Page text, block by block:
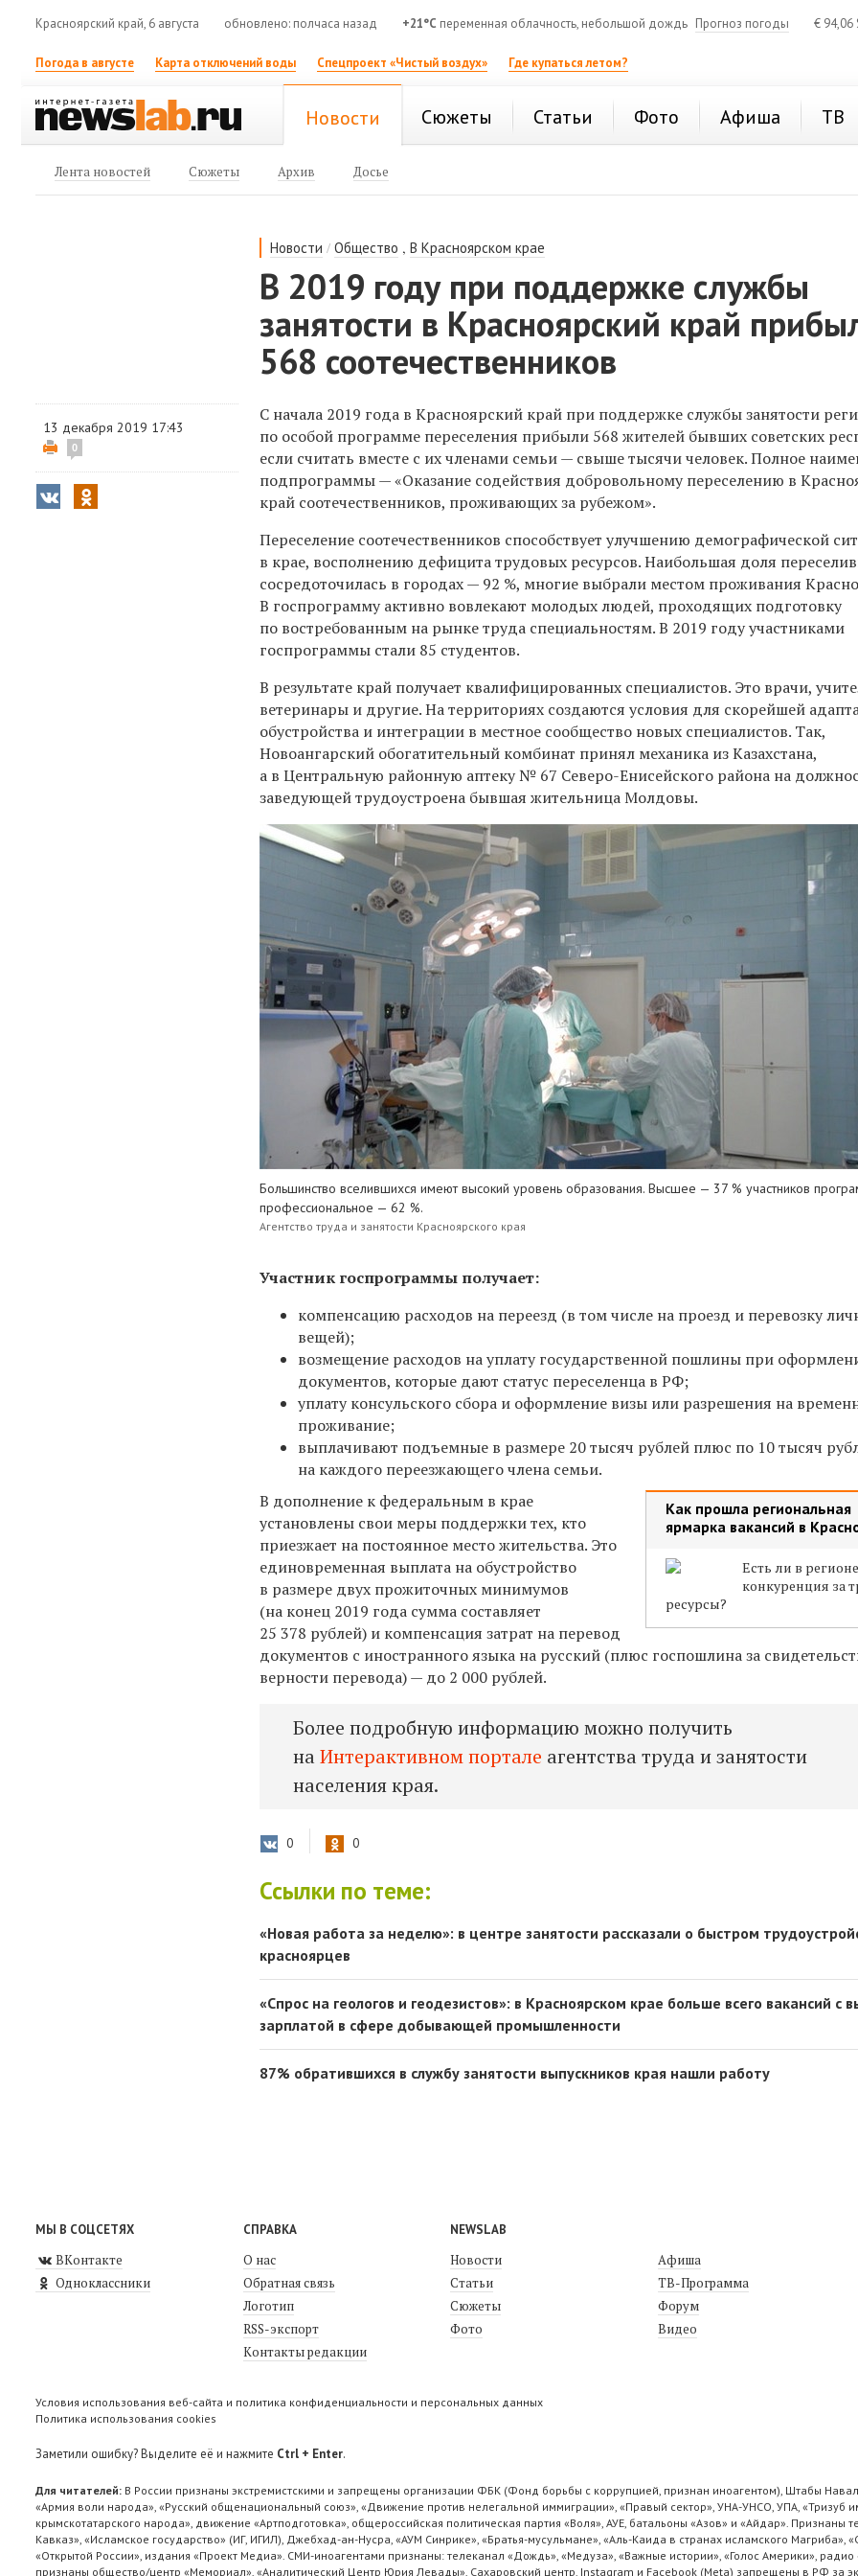
Красноярский край, 6 августа обновлено: полчаса назад +21°C переменная облачность, небольшой дождь Прогноз погоды € 94,06
Погода в августе Карта отключений воды Спецпроект «Чистый воздух» Где купаться летом?
Новости Сюжеты Статьи Фото Афиша ТВ
Лента новостей Сюжеты Архив Досье
Новости /Общество ,В Красноярском крае
В 2019 году при поддержке службы
занятости в Красноярский край
568 соотечественников
13 декабря 2019 17:43
0
С начала 2019 года в Красноярский край при поддержке службы занятости
по особой программе переселения прибыли 568 жителей бывших советских
если считать вместе с их членами семьи — свыше тысячи человек. Полное
подпрограммы — «Оказание содействия добровольному переселению в
край соотечественников, проживающих за рубежом».
Переселение соотечественников способствует улучшению демографической
в крае, восполнению дефицита трудовых ресурсов. Наибольшая доля
сосредоточилась в городах — 92 %, многие выбрали местом проживания
В госпрограмму активно вовлекают молодых людей, проходящих подготовку
по востребованным на рынке труда специальностям. В 2019 году участниками
госпрограммы стали 85 студентов.
В результате край получает квалифицированных специалистов. Это врачи,
ветеринары и другие. На территориях создаются условия для скорейшей
обустройства и интеграции в местное сообщество новых специалистов. Так,
Новоангарский обогатительный комбинат принял механика из Казахстана,
а в Центральную районную аптеку № 67 Северо-Енисейского района на
заведующей трудоустроена бывшая жительница Молдовы.
Большинство вселившихся имеют высокий уровень образования. Высшее — 37 % участников
профессиональное — 62 %.
Агентство труда и занятости Красноярского края
Участник госпрограммы получает:
компенсацию расходов на переезд (в том числе на проезд и перевозку
вещей);
возмещение расходов на уплату государственной пошлины при
документов, которые дают статус переселенца в РФ;
уплату консульского сбора и оформление визы или разрешения на
проживание;
выплачивают подъемные в размере 20 тысяч рублей плюс по 10 тысяч
на каждого переезжающего члена семьи.
Как прошла региональная
ярмарка вакансий в
Есть ли в регионе
конкуренция за
ресурсы?
В дополнение к федеральным в крае
установлены свои меры поддержки тех, кто
приезжает на постоянное место жительства. Это
единовременная выплата на обустройство
в размере двух прожиточных минимумов
(на конец 2019 года сумма составляет
25 378 рублей) и компенсация затрат на перевод
документов с иностранного языка на русский (плюс госпошлина за
верности перевода) — до 2 000 рублей.
Более подробную информацию можно получить
наИнтерактивном портале агентства труда и занятости
населения края.
0 0
Ссылки по теме:
«Новая работа за неделю»: в центре занятости рассказали о быстром
красноярцев
«Спрос на геологов и геодезистов»: в Красноярском крае больше всего вакансий с
зарплатой в сфере добывающей промышленности
87% обратившихся в службу занятости выпускников края нашли работу
МЫ В СОЦСЕТЯХ
ВКонтакте
Одноклассники
СПРАВКА
О нас
Обратная связь
Логотип
RSS-экспорт
Контакты редакции
NEWSLAB
Новости
Статьи
Сюжеты
Фото
Афиша
ТВ-Программа
Форум
Видео
Условия использования веб-сайта и политика конфиденциальности и персональных данных
Политика использования cookies
Заметили ошибку? Выделите её и нажмите Ctrl + Enter.
Для читателей: В России признаны экстремистскими и запрещены организации ФБК (Фонд борьбы с коррупцией, признан иноагентом), Штабы
«Армия воли народа», «Русский общенациональный союз», «Движение против нелегальной иммиграции», «Правый сектор», УНА-УНСО, УПА, «Тризуб
крымскотатарского народа», движение «Артподготовка», общероссийская политическая партия «Воля», АУЕ, батальоны «Азов» и «Айдар».
Кавказ», «Исламское государство» (ИГ, ИГИЛ), Джебхад-ан-Нусра, «АУМ Синрике», «Братья-мусульмане», «Аль-Каида в странах исламского Магриба»,
«Открытой России», издания «Проект Медиа». СМИ-иноагентами признаны: телеканал «Дождь», «Медуза», «Важные истории», «Голос Америки»,
признаны общество/центр «Мемориал», «Аналитический Центр Юрия Левады», Сахаровский центр. Instagram и Facebook (Metа) запрещены в РФ за